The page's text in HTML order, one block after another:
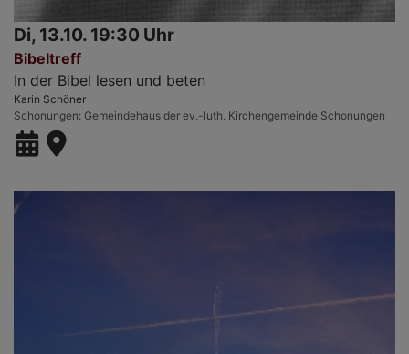
Di, 13.10. 19:30 Uhr
Bibeltreff
In der Bibel lesen und beten
Karin Schöner
Schonungen Gemeindehaus der ev.-luth. Kirchengemeinde Schonungen